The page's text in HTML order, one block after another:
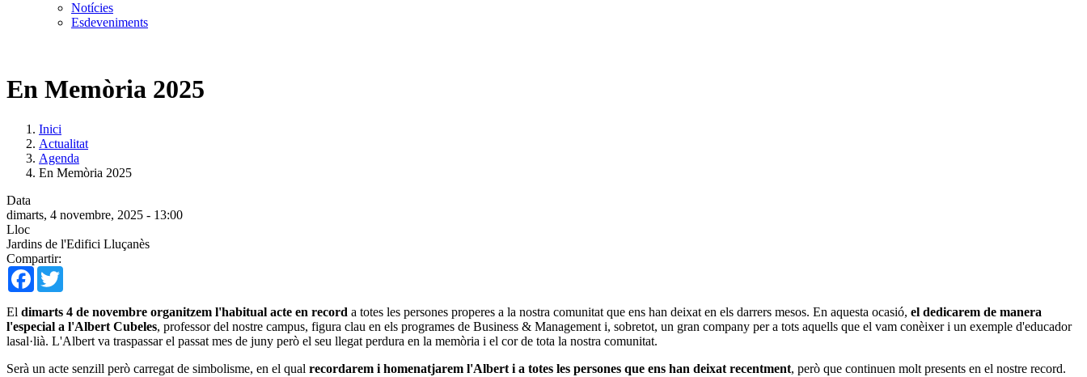
Notícies
Esdeveniments
En Memòria 2025
Inici
Actualitat
Agenda
En Memòria 2025
Data
dimarts, 4 novembre, 2025 - 13:00
Lloc
Jardins de l'Edifici Lluçanès
Compartir:
Facebook
El dimarts 4 de novembre organitzem l'habitual acte en record a totes les persones properes a la nostra comunitat que ens han deixat en els darrers mesos. En aquesta ocasió, el dedicarem de manera
l'especial a l'Albert Cubeles, professor del nostre campus, figura clau en els programes de Business & Management i, sobretot, un gran company per a tots aquells que el vam conèixer i un exemple d'educador
lasal·lià. L'Albert va traspassar el passat mes de juny però el seu llegat perdura en la memòria i el cor de tota la nostra comunitat.
Serà un acte senzill però carregat de simbolisme, en el qual recordarem i homenatjarem l'Albert i a totes les persones que ens han deixat recentment, però que continuen molt presents en el nostre record.